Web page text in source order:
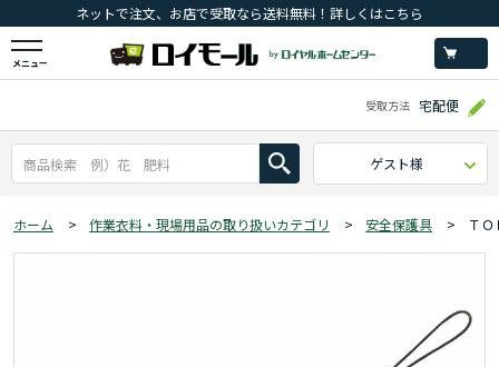
ネットで注文、お店で受取なら送料無料！詳しくはこちら
メニュー
受取方法 宅配便
ゲスト様
ホーム > 作業衣料・現場用品の取り扱いカテゴリ > 安全保護具 > Ｔ